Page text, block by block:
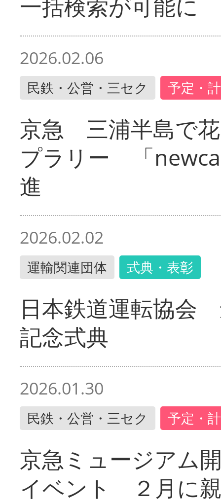
一括検索が可能に
2026.02.06
民鉄・公営・三セク 予定・
京急 三浦半島で
プラリー 「
進
2026.02.02
運輸関連団体 式典・表彰
日本鉄道運転協会
記念式典
2026.01.30
民鉄・公営・三セク 予定・
京急ミュージアム
イベント ２月に